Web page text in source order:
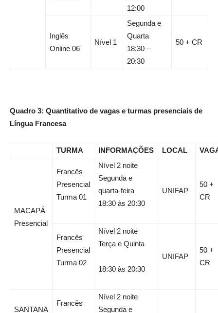
12:00
Inglês
Online 06
Nível 1
Segunda e
Quarta
18:30 –
20:30
50 + CR
Quadro 3: Quantitativo de vagas e turmas presenciais de
Língua Francesa
TURMA INFORMAÇÕES LOCAL
MACAPÁ
Presencial
Francês
Presencial
Turma 01
Nível 2 noite
Segunda e
quarta-feira
18:30 às 20:30
UNIFAP
50 +
CR
Francês
Presencial
Turma 02
Nível 2 noite
Terça e Quinta
18:30 às 20:30
UNIFAP
50 +
CR
SANTANA
Francês
Nível 2 noite
Segunda e